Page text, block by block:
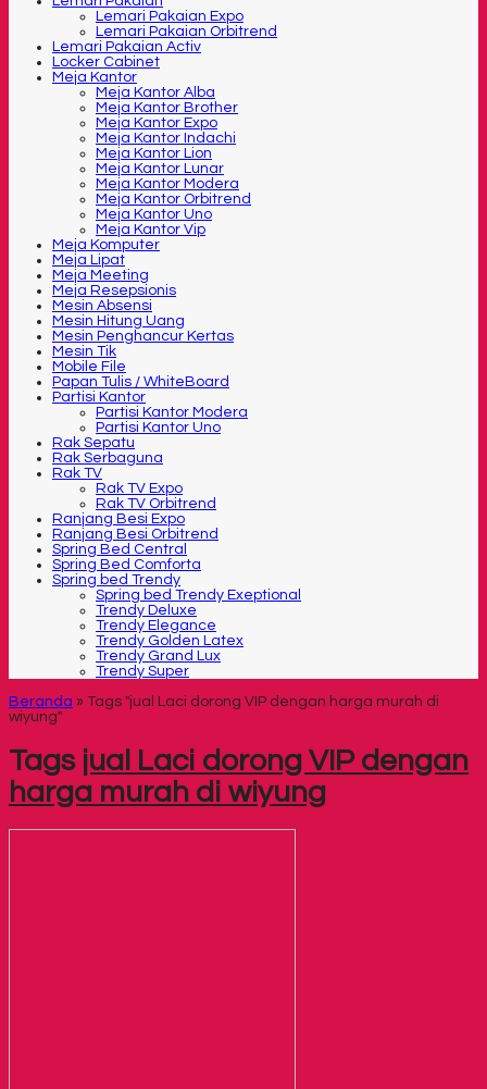
Lemari Pakaian Expo
Lemari Pakaian Orbitrend
Lemari Pakaian Activ
Locker Cabinet
Meja Kantor
Meja Kantor Alba
Meja Kantor Brother
Meja Kantor Expo
Meja Kantor Indachi
Meja Kantor Lion
Meja Kantor Lunar
Meja Kantor Modera
Meja Kantor Orbitrend
Meja Kantor Uno
Meja Kantor Vip
Meja Komputer
Meja Lipat
Meja Meeting
Meja Resepsionis
Mesin Absensi
Mesin Hitung Uang
Mesin Penghancur Kertas
Mesin Tik
Mobile File
Papan Tulis / WhiteBoard
Partisi Kantor
Partisi Kantor Modera
Partisi Kantor Uno
Rak Sepatu
Rak Serbaguna
Rak TV
Rak TV Expo
Rak TV Orbitrend
Ranjang Besi Expo
Ranjang Besi Orbitrend
Spring Bed Central
Spring Bed Comforta
Spring bed Trendy
Spring bed Trendy Exeptional
Trendy Deluxe
Trendy Elegance
Trendy Golden Latex
Trendy Grand Lux
Trendy Super
Beranda » Tags "jual Laci dorong VIP dengan harga murah di
wiyung"
Tags jual Laci dorong VIP dengan
harga murah di wiyung